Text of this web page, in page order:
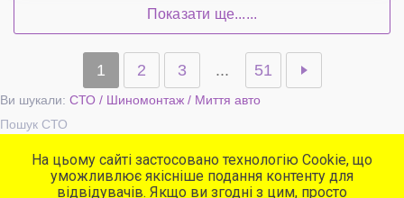
Показати ще......
1 2 3 ... 51
Ви шукали: СТО / Шиномонтаж / Миття авто
Пошук СТО
Популярні сервіси
СТО
На цьому сайті застосовано технологію Cookie, що
уможливлює якісніше подання контенту для
відвідувачів. Якщо ви згодні з цим, просто